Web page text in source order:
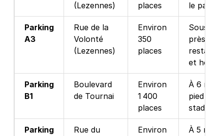
(Lezennes)
places
le
Parking
A3
Rue de la
Volonté
(Lezennes)
Environ
350
places
près
et
Parking
B1
Boulevard
de Tournai
Environ
1 400
places
À 6 min
pied du
stade
Parking
Rue du
Environ
À 5 min